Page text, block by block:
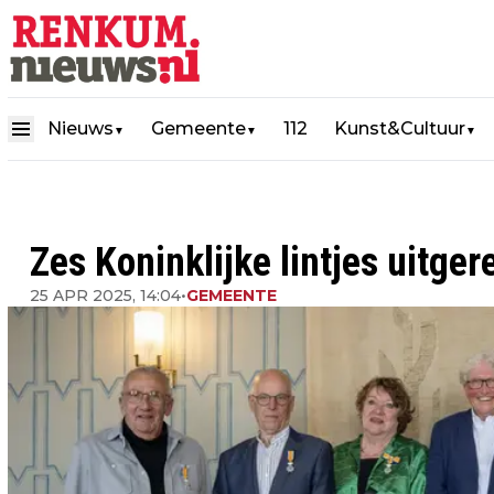
Nieuws ▼ Gemeente▼ 112 Kunst&Cultuur▼
Zes Koninklijke lintjes
25 APR 2025, 14:04•GEMEENTE